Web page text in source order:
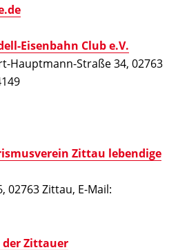
Eisenbahn Club e.V.
Hauptmann-Straße 34, 02763
Zittau lebendige
02763 Zittau, E-Mail:
der Zittauer